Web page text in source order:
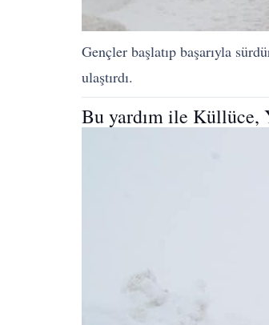
Gençler başlatıp başarıyla
ulaştırdı.
Bu yardım ile Küllüce,